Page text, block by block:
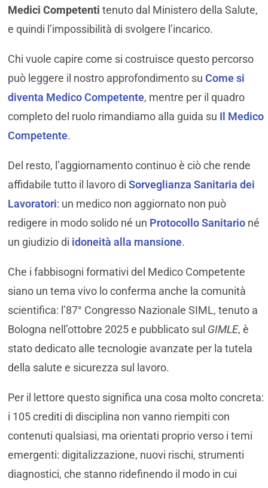
Medici Competenti tenuto dal Ministero della Salute,
e quindi l’impossibilità di svolgere l’incarico.
Chi vuole capire come si costruisce questo percorso
può leggere il nostro approfondimento su Come si
diventa Medico Competente, mentre per il quadro
completo del ruolo rimandiamo alla guida su Il Medico
Competente.
Del resto, l’aggiornamento continuo è ciò che rende
affidabile tutto il lavoro di Sorveglianza Sanitaria dei
Lavoratori: un medico non aggiornato non può
redigere in modo solido né un Protocollo Sanitario né
un giudizio di idoneità alla mansione.
Che i fabbisogni formativi del Medico Competente
siano un tema vivo lo conferma anche la comunità
scientifica: l’87° Congresso Nazionale SIML, tenuto a
Bologna nell’ottobre 2025 e pubblicato sul GIMLE, è
stato dedicato alle tecnologie avanzate per la tutela
della salute e sicurezza sul lavoro.
Per il lettore questo significa una cosa molto concreta:
i 105 crediti di disciplina non vanno riempiti con
contenuti qualsiasi, ma orientati proprio verso i temi
emergenti: digitalizzazione, nuovi rischi, strumenti
diagnostici, che stanno ridefinendo il modo in cui